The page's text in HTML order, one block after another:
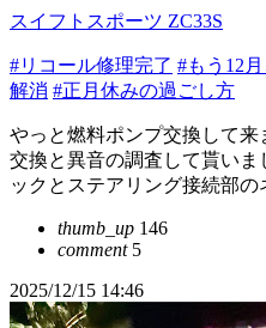
スイフトスポーツ ZC33S
#リコール修理完了 #もう12月
解消 #正月休みの過ごし方
やっと燃料ポンプ交換して来
交換と異音の調査して貰い
ックとステアリング接続部の
thumb_up 146
comment5
2025/12/15 14:46